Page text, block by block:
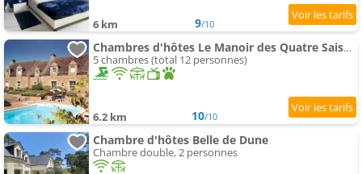
6 km 9/10
Chambres d'hôtes Le Manoir des Quatre Saisons
5 chambres (total 12 personnes)
6.2 km 10/10
Chambre d'hôtes Belle de Dune
Chambre double, 2 personnes